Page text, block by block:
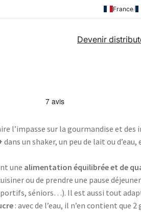
France/
Devenir
l’impasse sur la gourmandise et des
dans un shaker, un peu de lait ou
une alimentation équilibrée et de
ou de prendre une pause
séniors…). Il est aussi tout
: avec de l’eau, il n’en contient que